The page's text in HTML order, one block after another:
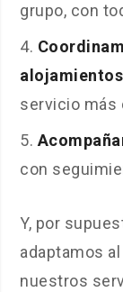
grupo, con
alojamientos
servicio más
con
Y, por
adaptamos
nuestros